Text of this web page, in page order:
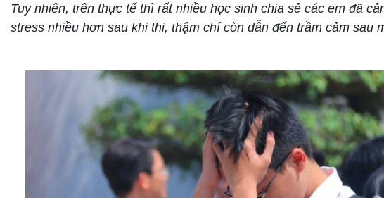
Tuy nhiên, trên thực tế thì rất nhiều học sinh chia sẻ các em đã
stress nhiều hơn sau khi thi, thậm chí còn dẫn đến trầm cảm sau